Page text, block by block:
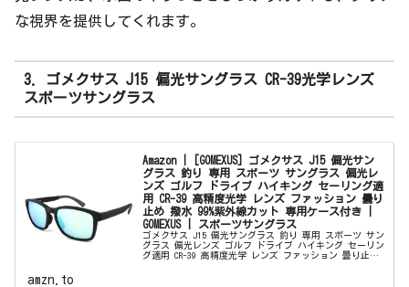
な視界を提供してくれます。
3. ゴメクサス J15 偏光サングラス CR-39光学レンズ
スポーツサングラス
Amazon | [GOMEXUS] ゴメクサス J15 偏光サン
グラス 釣り 専用 スポーツ サングラス 偏光レ
ンズ ゴルフ ドライブ ハイキング セーリング適
用 CR-39 高精度光学 レンズ ファッション 曇り
止め 撥水 99%紫外線カット 専用ケース付き |
GOMEXUS | スポーツサングラス
ゴメクサス J15 偏光サングラス 釣り 専用 スポーツ サン
グラス 偏光レンズ ゴルフ ドライブ ハイキング セーリン
グ適用 CR-39 高精度光学 レンズ ファッション 曇り止め
amzn.to